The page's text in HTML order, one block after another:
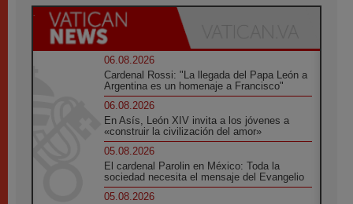
06.08.2026
Cardenal Rossi: "La llegada del Papa León a
Argentina es un homenaje a Francisco"
06.08.2026
En Asís, León XIV invita a los jóvenes a
«construir la civilización del amor»
05.08.2026
El cardenal Parolin en México: Toda la
sociedad necesita el mensaje del Evangelio
05.08.2026